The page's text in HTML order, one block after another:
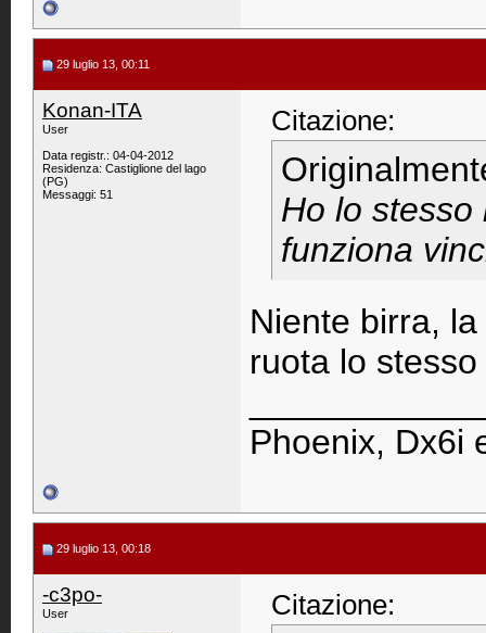
29 luglio 13, 00:11
Konan-ITA
User
Data registr.: 04-04-2012
Residenza: Castiglione del lago
(PG)
Messaggi: 51
Citazione:
Ho lo
funziona
Niente birra,
ruota lo
Phoenix, Dx6i
29 luglio 13, 00:18
-c3po-
User Citazione: